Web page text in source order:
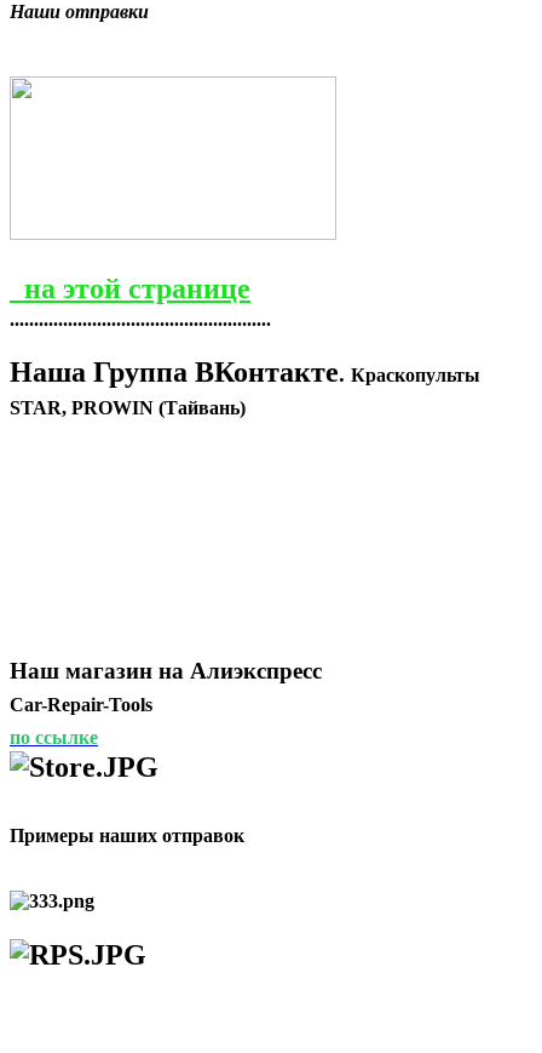
Наши отправки
на этой странице
......................................................
Наша Группа ВКонтакте. Краскопульты
STAR, PROWIN (Тайвань)
Наш магазин на Алиэкспресс
Car-Repair-Tools
по ссылке
Примеры наших отправок